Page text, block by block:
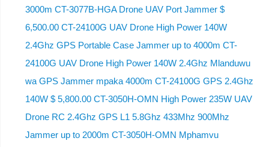
3000m CT-3077B-HGA Drone UAV Port Jammer $
6,500.00 CT-24100G UAV Drone High Power 140W
2.4Ghz GPS Portable Case Jammer up to 4000m CT-
24100G UAV Drone High Power 140W 2.4Ghz Mlanduwu
wa GPS Jammer mpaka 4000m CT-24100G GPS 2.4Ghz
140W $ 5,800.00 CT-3050H-OMN High Power 235W UAV
Drone RC 2.4Ghz GPS L1 5.8Ghz 433Mhz 900Mhz
Jammer up to 2000m CT-3050H-OMN Mphamvu